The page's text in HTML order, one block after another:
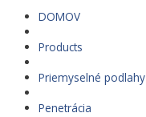
DOMOV
Products
Priemyselné podlahy
Penetrácia